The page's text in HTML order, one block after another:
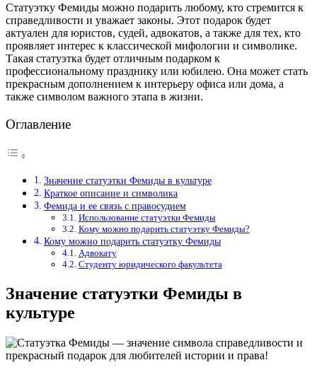
Статуэтку Фемиды можно подарить любому, кто стремится к
справедливости и уважает законы. Этот подарок будет
актуален для юристов, судей, адвокатов, а также для тех, кто
проявляет интерес к классической мифологии и символике.
Такая статуэтка будет отличным подарком к
профессиональному празднику или юбилею. Она может стать
прекрасным дополнением к интерьеру офиса или дома, а
также символом важного этапа в жизни.
Оглавление
Значение статуэтки Фемиды в культуре
Краткое описание и символика
Фемида и ее связь с правосудием
Использование статуэтки Фемиды
Кому можно подарить статуэтку Фемиды?
Кому можно подарить статуэтку Фемиды
Адвокату
Студенту юридического факультета
Значение статуэтки Фемиды в
культуре